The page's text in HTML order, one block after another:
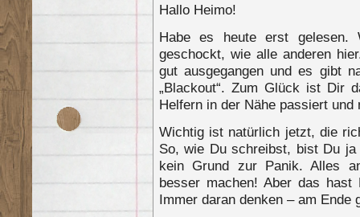
Hallo Heimo!
Habe es heute erst gelesen.
geschockt, wie alle anderen
gut ausgegangen und es gibt
„Blackout“. Zum Glück ist Dir
Helfern in der Nähe passiert
Wichtig ist natürlich jetzt, die
So, wie Du schreibst, bist Du
kein Grund zur Panik. Alles
besser machen! Aber das
Immer daran denken – am Ende